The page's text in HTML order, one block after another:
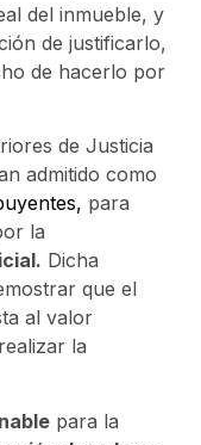
del inmueble, y
de justificarlo,
de hacerlo por
de Justicia
admitido como
para
la
Dicha
que el
al valor
la
para la